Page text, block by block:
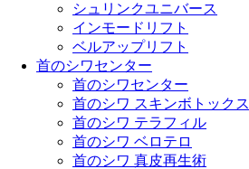
シュリンクユニバース
インモードリフト
ベルアップリフト
首のシワセンター
首のシワセンター
首のシワ スキンボトックス
首のシワ テラフィル
首のシワ ベロテロ
首のシワ 真皮再生術